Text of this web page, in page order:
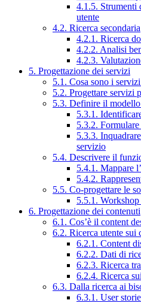
4.1.5. Strumenti
utente
4.2. Ricerca secondaria
4.2.1. Ricerca
4.2.2. Analisi
4.2.3.
5. Progettazione dei servizi
5.1. Cosa sono i
5.2. Progettare servizi
5.3. Definire il
5.3.1.
5.3.2.
5.3.3.
servizio
5.4. Descrivere il
5.4.1. Mappare
5.4.2.
5.5. Co-progettare le
5.5.1.
6. Progettazione dei contenuti
6.1. Cos’è il content
6.2. Ricerca utente
6.2.1. Content
6.2.2. Dati di
6.2.3. Ricerca
6.2.4. Ricerca
6.3. Dalla ricerca ai
6.3.1. User